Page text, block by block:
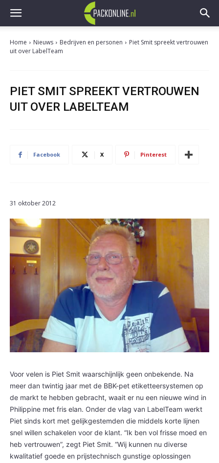
Home Nieuws Bedrijven en personen
Piet Smit spreekt vertrouwen
uit over LabelTeam
PIET SMIT SPREEKT VERTROUWEN
UIT OVER LABELTEAM
Facebook X Pinterest
31 oktober 2012
Voor velen is Piet Smit waarschijnlijk geen onbekende. Na
meer dan twintig jaar met de BBK-pet etiketteersystemen op
de markt te hebben gebracht, waait er nu een nieuwe wind in
Philippine met fris elan. Onder de vlag van LabelTeam werkt
Piet sinds kort met gelijkgestemden die middels korte lijnen
snel willen schakelen voor de klant. “Ik ben vol frisse moed en
heb vertrouwen”, zegt Piet Smit. “Wij kunnen nu diverse
kwalitatief goede en prijstechnisch gunstige oplossingen